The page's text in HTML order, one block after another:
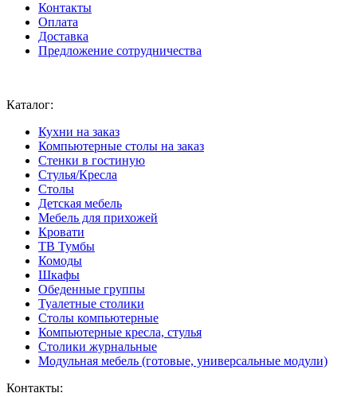
Контакты
Оплата
Доставка
Предложение сотрудничества
Каталог:
Кухни на заказ
Компьютерные столы на заказ
Стенки в гостиную
Стулья/Кресла
Столы
Детская мебель
Мебель для прихожей
Кровати
ТВ Тумбы
Комоды
Шкафы
Обеденные группы
Туалетные столики
Столы компьютерные
Компьютерные кресла, стулья
Столики журнальные
Модульная мебель (готовые, универсальные модули)
Контакты: